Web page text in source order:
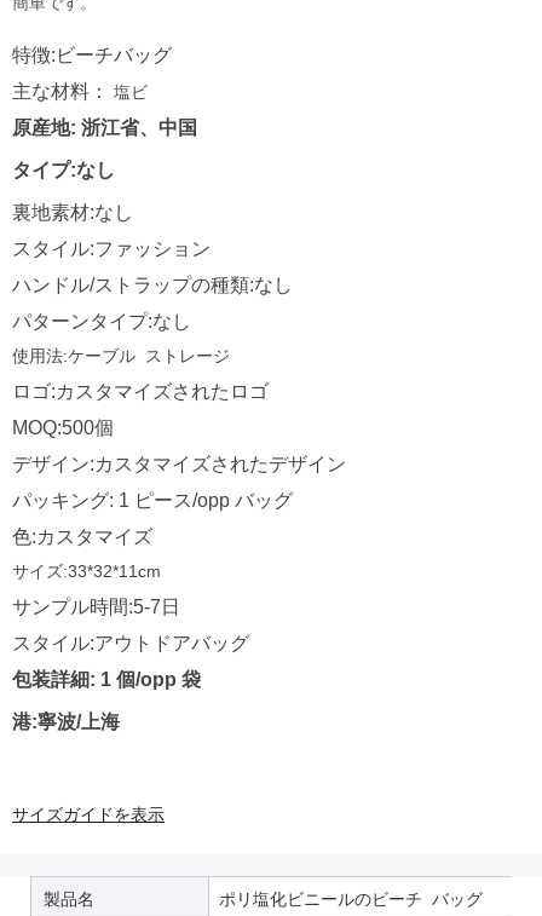
簡単です。
特徴:ビーチバッグ
主な材料： 塩ビ
原産地: 浙江省、中国
タイプ:なし
裏地素材:なし
スタイル:ファッション
ハンドル/ストラップの種類:なし
パターンタイプ:なし
使用法:ケーブル ストレージ
ロゴ:カスタマイズされたロゴ
MOQ:500個
デザイン:カスタマイズされたデザイン
パッキング: 1 ピース/opp バッグ
色:カスタマイズ
サイズ:33*32*11cm
サンプル時間:5-7日
スタイル:アウトドアバッグ
包装詳細: 1 個/opp 袋
港:寧波/上海
サイズガイドを表示
製品名 ポリ塩化ビニールのビーチ バッグ